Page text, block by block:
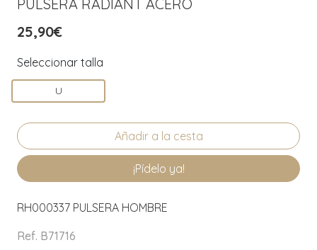
PULSERA RADIANT ACERO
25,90€
Seleccionar talla
U
¡Pídelo ya!
RH000337 PULSERA HOMBRE
Ref. B71716